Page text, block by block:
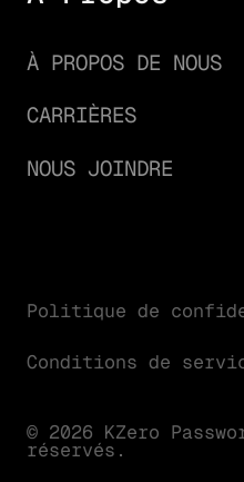
À PROPOS DE NOUS
CARRIÈRES
NOUS JOINDRE
Politique de
Conditions de
© 2026 KZero
réservés.